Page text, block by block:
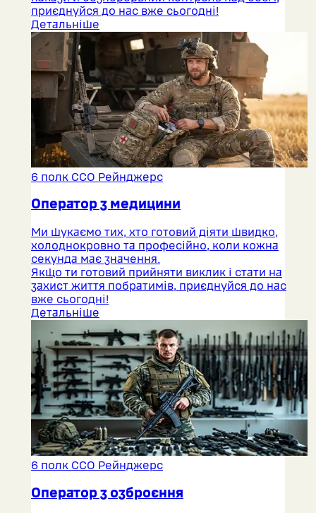
приєднуйся до нас вже сьогодні!
Детальніше
6 полк ССО Рейнджерс
Оператор з медицини
Ми шукаємо тих, хто готовий діяти швидко,
холоднокровно та професійно, коли кожна
секунда має значення.
Якщо ти готовий прийняти виклик і стати на
захист життя побратимів, приєднуйся до нас
вже сьогодні!
Детальніше
6 полк ССО Рейнджерс
Оператор з озброєння